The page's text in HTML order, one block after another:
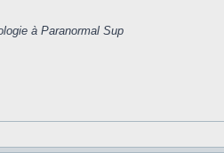
à Paranormal Sup